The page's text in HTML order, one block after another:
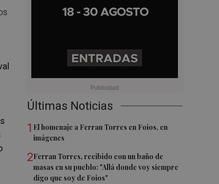
Últimas Noticias
1 El homenaje a Ferran Torres en Foios, en
imágenes
2Ferran Torres, recibido con un baño de
masas en su pueblo: "Allá donde voy siempre
digo que soy de Foios"